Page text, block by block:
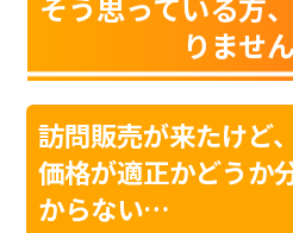
りませ
訪問販売が来たけど、
価格が適正かどうか
からない…